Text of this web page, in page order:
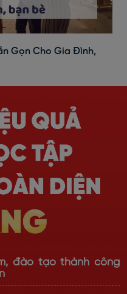
Gọn Cho Gia Đình,
đào tạo thành công